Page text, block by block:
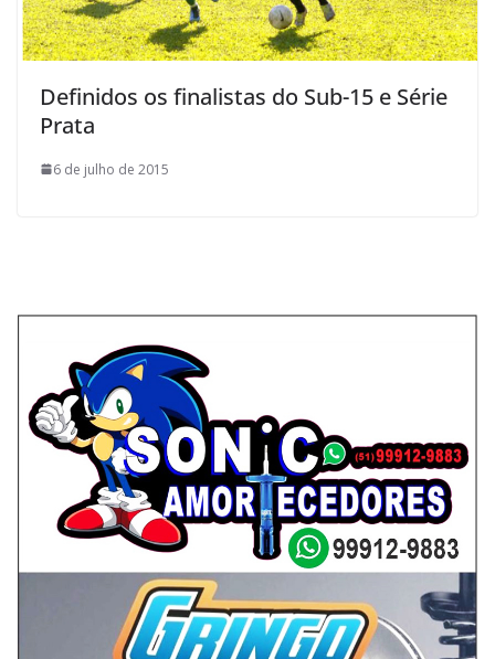
Definidos os finalistas do Sub-15 e Série
Prata
6 de julho de 2015